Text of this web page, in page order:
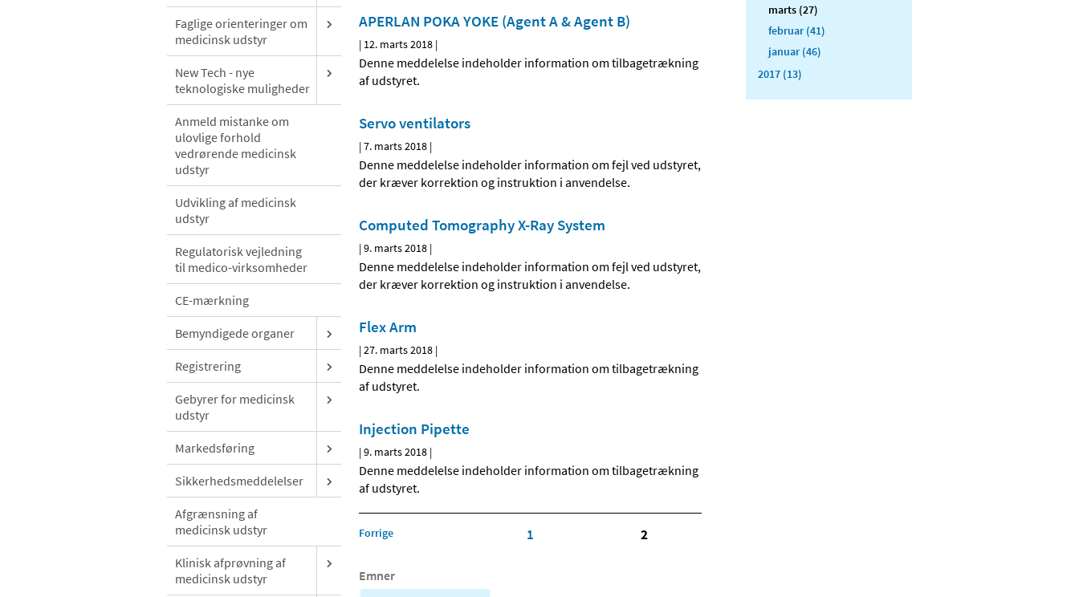
Faglige orienteringer om
medicinsk udstyr
New Tech - nye
teknologiske muligheder
Anmeld mistanke om
ulovlige forhold
vedrørende medicinsk
udstyr
Udvikling af medicinsk
udstyr
Regulatorisk vejledning
til medico-virksomheder
CE-mærkning
Bemyndigede organer
Registrering
Gebyrer for medicinsk
udstyr
Markedsføring
Sikkerhedsmeddelelser
Afgrænsning af
medicinsk udstyr
Klinisk afprøvning af
medicinsk udstyr
APERLAN POKA YOKE (Agent A & Agent B)
| 12. marts 2018 |
Denne meddelelse indeholder information om tilbagetrækning
af udstyret.
Servo ventilators
|7. marts 2018 |
Denne meddelelse indeholder information om fejl ved udstyret,
der kræver korrektion og instruktion i anvendelse.
Computed Tomography X-Ray System
|9. marts 2018 |
Denne meddelelse indeholder information om fejl ved udstyret,
der kræver korrektion og instruktion i anvendelse.
Flex Arm
|27. marts 2018 |
Denne meddelelse indeholder information om tilbagetrækning
af udstyret.
Injection Pipette
|9. marts 2018 |
Denne meddelelse indeholder information om tilbagetrækning
af udstyret.
Forrige 1 2
Emner
marts (27)
februar (41)
januar (46)
2017 (13)